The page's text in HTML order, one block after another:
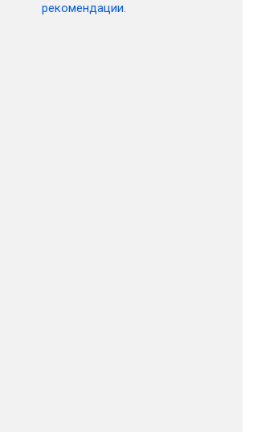
рекомендации.